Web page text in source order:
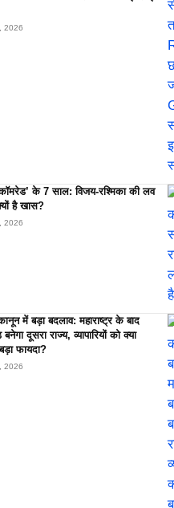
2026
के 7 साल: विजय-रश्मिका की लव
है खास?
2026
में बड़ा बदलाव: महाराष्ट्र के बाद
दूसरा राज्य, व्यापारियों को क्या
फायदा?
2026